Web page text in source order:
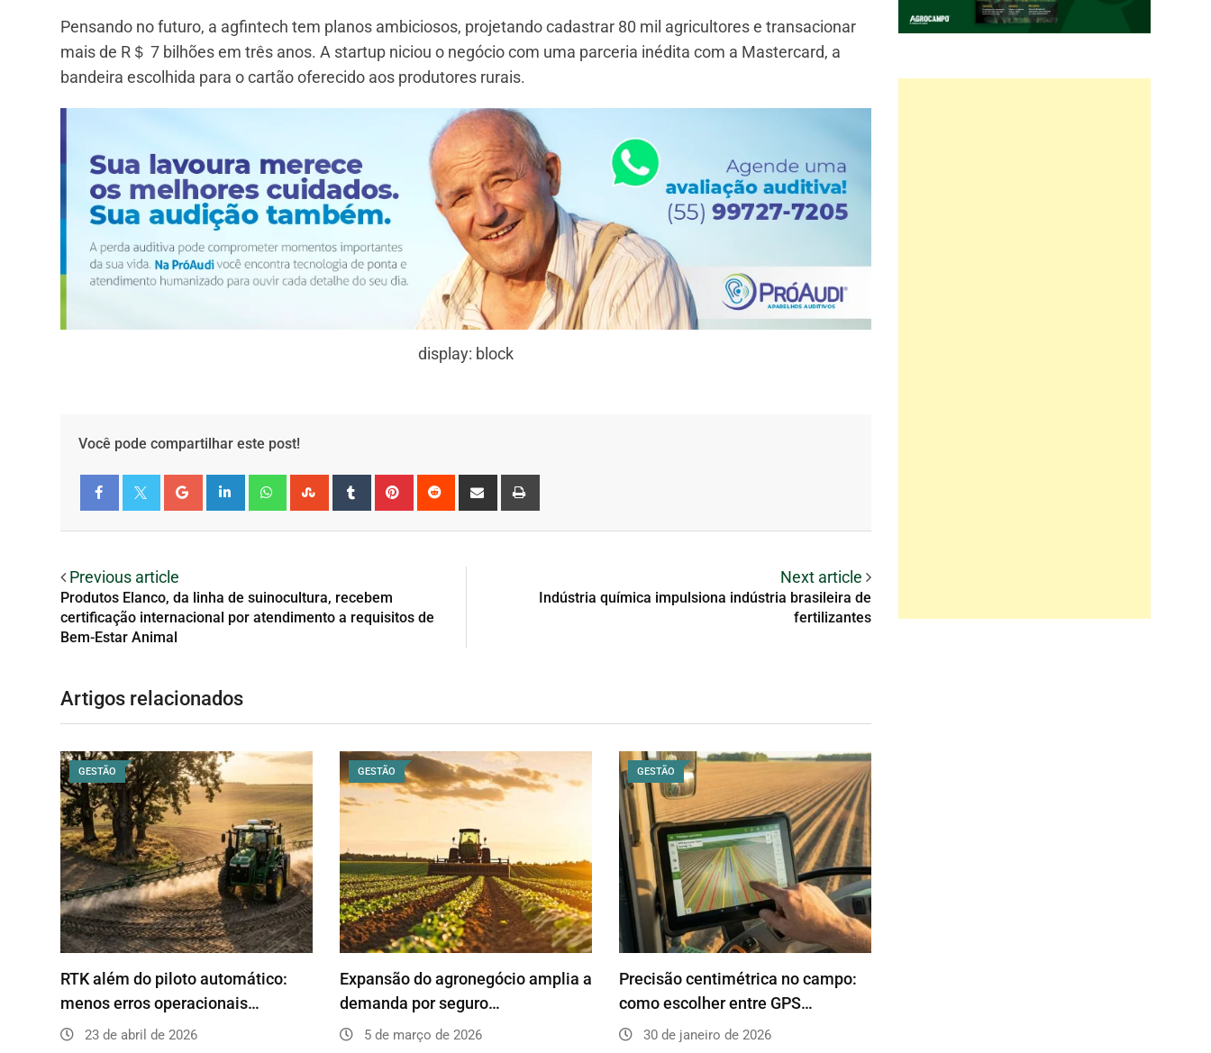
Pensando no futuro, a agfintech tem planos ambiciosos, projetando cadastrar 80 mil agricultores e transacionar
mais de R＄ 7 bilhões em três anos. A startup niciou o negócio com uma parceria inédita com a Mastercard, a
bandeira escolhida para o cartão oferecido aos produtores rurais.
display: block
Você pode compartilhar este post!
FacebookTwitter
Previous article
Produtos Elanco, da linha de suinocultura, recebem
certificação internacional por atendimento a requisitos de
Bem-Estar Animal
Next article
Indústria química impulsiona indústria brasileira de
fertilizantes
Artigos relacionados
GESTÃO
RTK além do piloto automático:
menos erros operacionais…
23 de abril de 2026
GESTÃO
Expansão do agronegócio amplia a
demanda por seguro…
5 de março de 2026
GESTÃO
Precisão centimétrica no campo:
como escolher entre GPS…
30 de janeiro de 2026